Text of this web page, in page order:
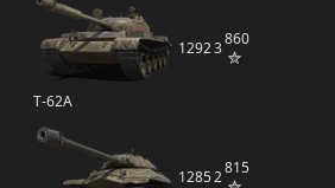
Т-62А
12923860
12852815